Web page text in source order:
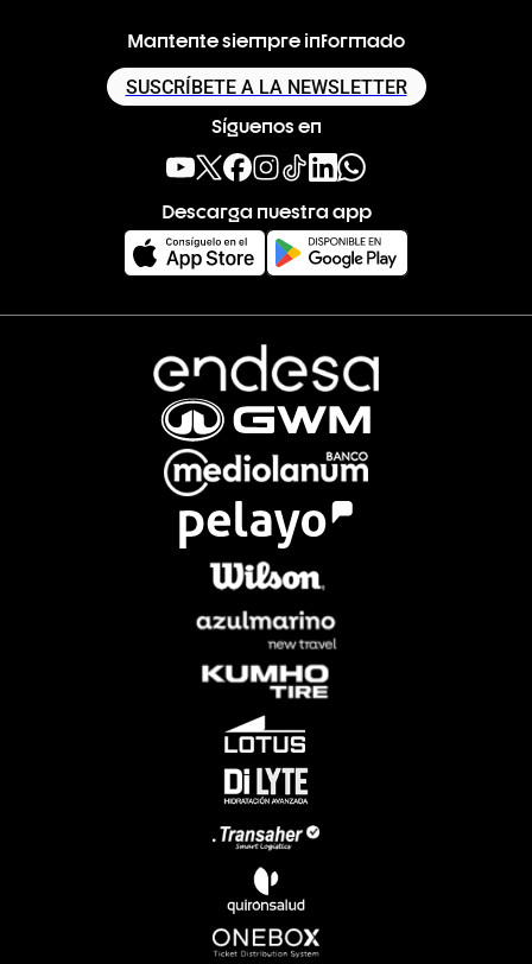
Mantente siempre informado
SUSCRÍBETE A LA NEWSLETTER
Síguenos en
Descarga nuestra app